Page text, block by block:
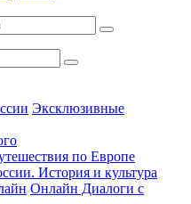
Эксклюзивные
по Европе
История и культура
Онлайн Диалоги с